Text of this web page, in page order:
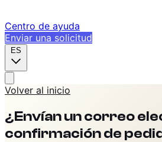
Centro de ayuda
Enviar una solicitud
ES
Volver al inicio
¿Envían un correo
confirmación de